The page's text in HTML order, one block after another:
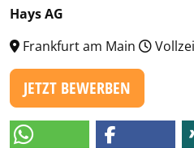
Hays AG
Frankfurt am Main
JETZT BEWERBEN